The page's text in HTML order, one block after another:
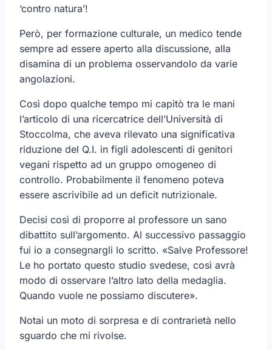
‘contro natura’!
Però, per formazione culturale, un medico tende
sempre ad essere aperto alla discussione, alla
disamina di un problema osservandolo da varie
angolazioni.
Così dopo qualche tempo mi capitò tra le mani
l’articolo di una ricercatrice dell’Università di
Stoccolma, che aveva rilevato una significativa
riduzione del Q.I. in figli adolescenti di genitori
vegani rispetto ad un gruppo omogeneo di
controllo. Probabilmente il fenomeno poteva
essere ascrivibile ad un deficit nutrizionale.
Decisi così di proporre al professore un sano
dibattito sull’argomento. Al successivo passaggio
fui io a consegnargli lo scritto. «Salve Professore!
Le ho portato questo studio svedese, così avrà
modo di osservare l’altro lato della medaglia.
Quando vuole ne possiamo discutere».
Notai un moto di sorpresa e di contrarietà nello
sguardo che mi rivolse.